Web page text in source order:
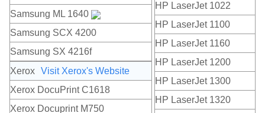
Samsung ML 1640
Samsung SCX 4200
Samsung SX 4216f
Xerox Visit Xerox's Website
Xerox DocuPrint C1618
Xerox Docuprint M750
HP LaserJet 1022
HP LaserJet 1100
HP LaserJet 1160
HP LaserJet 1200
HP LaserJet 1300
HP LaserJet 1320